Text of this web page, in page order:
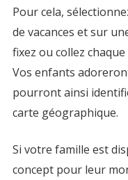
Pour cela,
de vacances et sur
fixez ou collez
Vos enfants
pourront ainsi
carte géographique.
Si votre famille est
concept pour leur